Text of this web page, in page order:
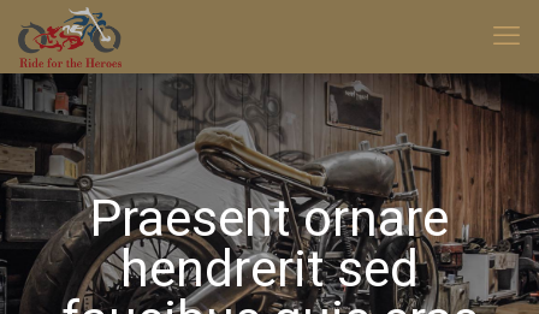
Praesent ornare
hendrerit sed